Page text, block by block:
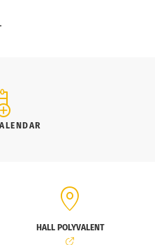
HALL POLYVALENT